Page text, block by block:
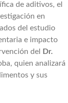
de aditivos, el
en
del estudio
e impacto
del
Dr.
quien analizará
y sus